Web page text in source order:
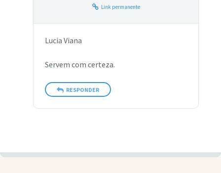
Link permanente
Lucia Viana
Servem com certeza.
RESPONDER